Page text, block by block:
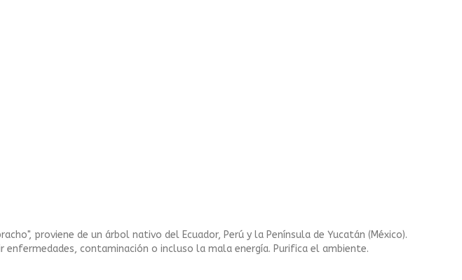
proviene de un árbol nativo del Ecuador, Perú y la Península de Yucatán (México).
contaminación o incluso la mala energía. Purifica el ambiente.